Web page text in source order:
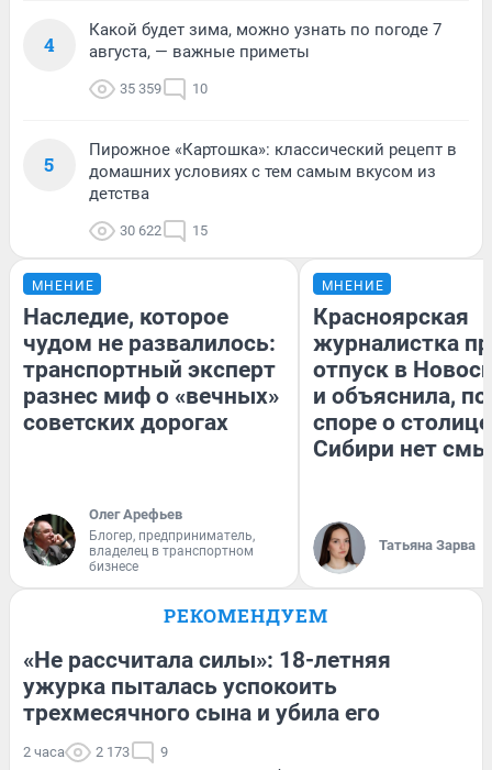
4
Какой будет зима, можно узнать по погоде 7
августа, — важные приметы
35 359 10
5
Пирожное «Картошка»: классический рецепт в
домашних условиях с тем самым вкусом из
детства
30 622 15
МНЕНИЕ
Наследие, которое
чудом не развалилось:
транспортный эксперт
разнес миф о «вечных»
советских дорогах
Олег Арефьев
Блогер, предприниматель,
владелец в транспортном
бизнесе
МНЕНИЕ
Красноярская
журналистка
отпуск в
и объяснила,
споре о столице
Сибири нет
Татьяна Зарва
РЕКОМЕНДУЕМ
«Не рассчитала силы»: 18-летняя
ужурка пыталась успокоить
трехмесячного сына и убила его
2 часа 2 173 9